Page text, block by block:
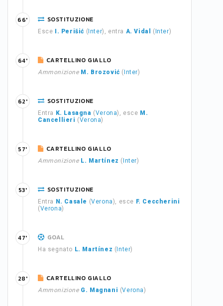
SOSTITUZIONE
Esce I. Perišić ( Inter), entra A. Vidal ( Inter)
66'
CARTELLINO GIALLO
Ammonizione M. Brozović ( Inter)
64'
SOSTITUZIONE
Entra K. Lasagna (Verona), esce M.
Cancellieri (Verona)
62'
CARTELLINO GIALLO
Ammonizione L. Martínez ( Inter)
57'
SOSTITUZIONE
Entra N. Casale (Verona), esce F. Ceccherini
(Verona)
53'
GOAL
Ha segnato L. Martínez ( Inter)
47'
CARTELLINO GIALLO
Ammonizione G. Magnani (Verona)
28'